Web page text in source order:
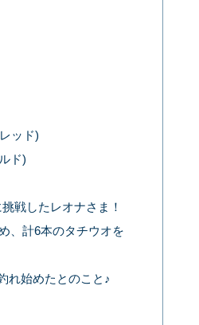
ッド)
ド)
戦したレオナさま！
、計6本のタチウオを
れ始めたとのこと♪